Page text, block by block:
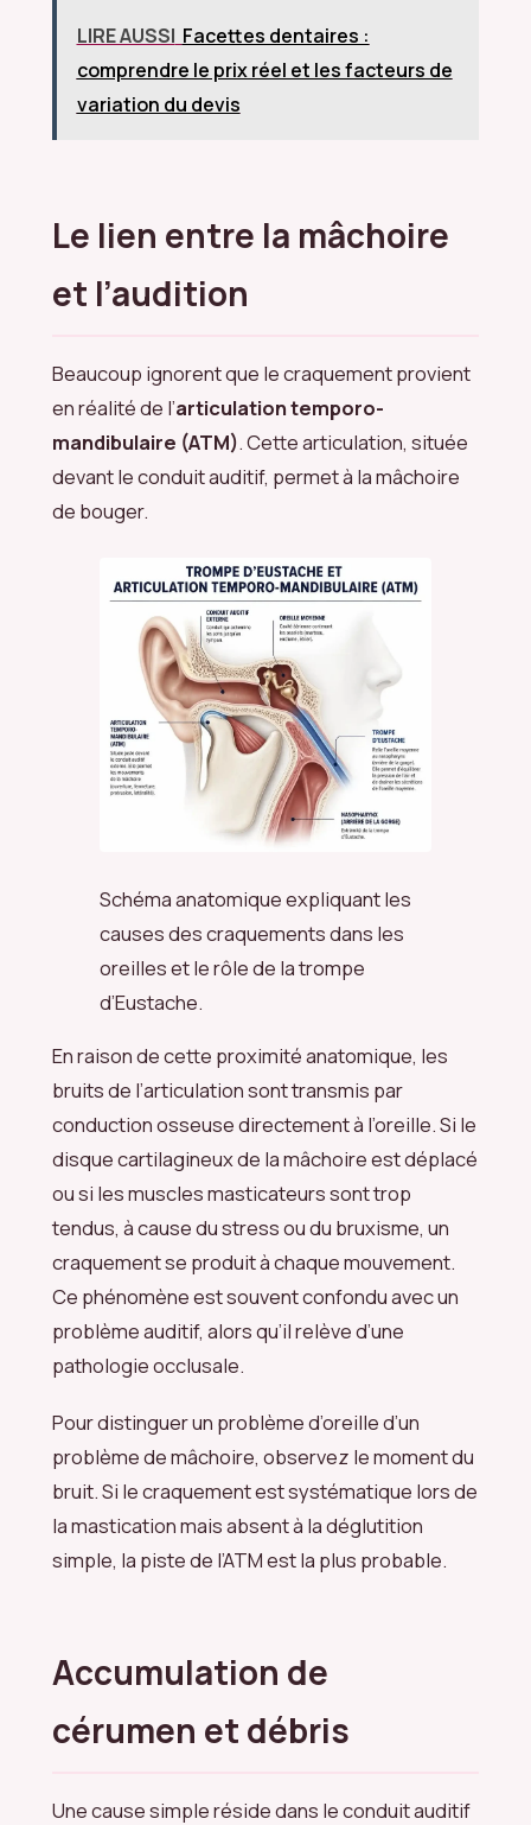
LIRE AUSSI Facettes dentaires :
comprendre le prix réel et les facteurs de
variation du devis
Le lien entre la mâchoire
et l’audition
Beaucoup ignorent que le craquement provient
en réalité de l’articulation temporo-
mandibulaire (ATM). Cette articulation, située
devant le conduit auditif, permet à la mâchoire
de bouger.
Schéma anatomique expliquant les
causes des craquements dans les
oreilles et le rôle de la trompe
d’Eustache.
En raison de cette proximité anatomique, les
bruits de l’articulation sont transmis par
conduction osseuse directement à l’oreille. Si le
disque cartilagineux de la mâchoire est déplacé
ou si les muscles masticateurs sont trop
tendus, à cause du stress ou du bruxisme, un
craquement se produit à chaque mouvement.
Ce phénomène est souvent confondu avec un
problème auditif, alors qu’il relève d’une
pathologie occlusale.
Pour distinguer un problème d’oreille d’un
problème de mâchoire, observez le moment du
bruit. Si le craquement est systématique lors de
la mastication mais absent à la déglutition
simple, la piste de l’ATM est la plus probable.
Accumulation de
cérumen et débris
Une cause simple réside dans le conduit auditif